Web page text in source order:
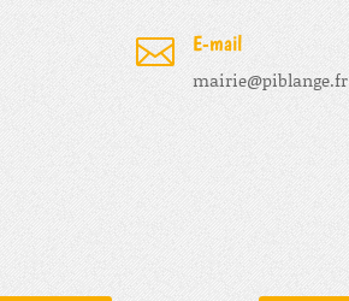

E-mail
mairie@piblange.fr